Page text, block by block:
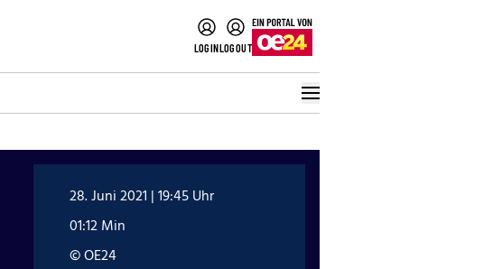
LOGINLOGOUT
28. Juni 2021 | 19:45 Uhr
01:12 Min
© OE24